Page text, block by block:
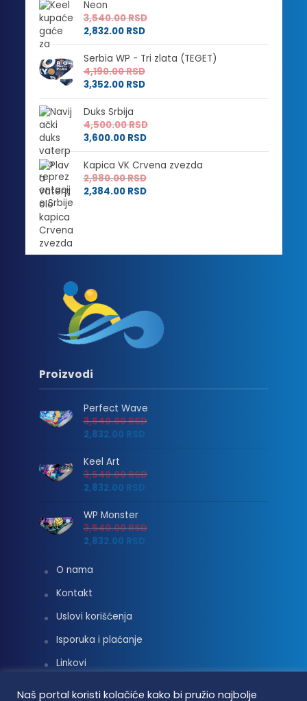
Neon
3,540.00RSD
2,832.00 RSD
Serbia WP - Tri zlata (TEGET)
4,190.00RSD
3,352.00 RSD
Duks Srbija
4,500.00RSD
3,600.00 RSD
Kapica VK Crvena zvezda
2,980.00RSD
2,384.00 RSD
Proizvodi
Perfect Wave
3,540.00RSD
2,832.00 RSD
Keel Art
3,540.00RSD
2,832.00 RSD
WP Monster
3,540.00RSD
2,832.00 RSD
O nama
Kontakt
Uslovi korišćenja
Isporuka i plaćanje
Linkovi
Naš portal koristi kolačiće kako bi pružio najbolje